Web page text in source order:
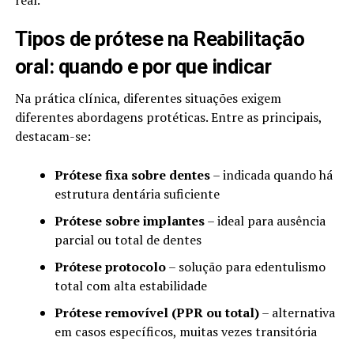
Tipos de prótese na Reabilitação
oral: quando e por que indicar
Na prática clínica, diferentes situações exigem
diferentes abordagens protéticas. Entre as principais,
destacam-se:
Prótese fixa sobre dentes– indicada quando há
estrutura dentária suficiente
Prótese sobre implantes– ideal para ausência
parcial ou total de dentes
Prótese protocolo– solução para edentulismo
total com alta estabilidade
Prótese removível (PPR ou total)– alternativa
em casos específicos, muitas vezes transitória